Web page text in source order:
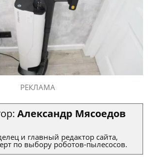
РЕКЛАМА
Александр Мясоедов
и главный редактор сайта,
по выбору роботов-пылесосов.